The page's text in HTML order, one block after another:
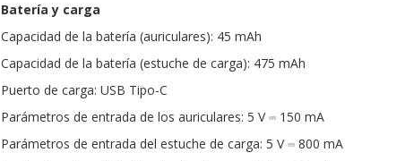
Batería y carga
Capacidad de la batería (auriculares): 45 mAh
Capacidad de la batería (estuche de carga): 475 mAh
Puerto de carga: USB Tipo-C
Parámetros de entrada de los auriculares: 5 V ⎓ 150 mA
Parámetros de entrada del estuche de carga: 5 V ⎓ 800 mA